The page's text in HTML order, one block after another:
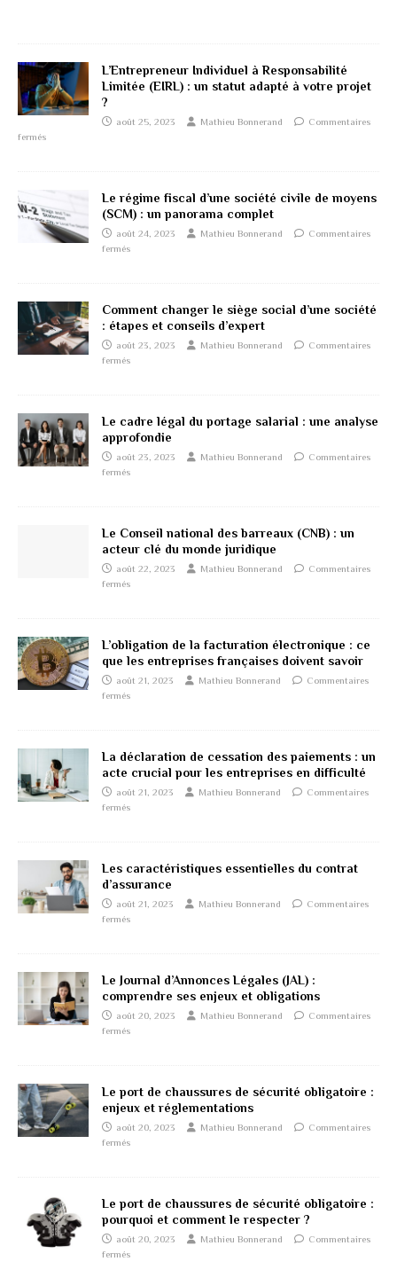
L’Entrepreneur Individuel à Responsabilité
Limitée (EIRL) : un statut adapté à votre projet
?
août 25, 2023 Mathieu Bonnerand
Commentaires
fermés
Le régime fiscal d’une société civile de moyens
(SCM) : un panorama complet
août 24, 2023 Mathieu Bonnerand
Commentaires
fermés
Comment changer le siège social d’une société
: étapes et conseils d’expert
août 23, 2023 Mathieu Bonnerand
Commentaires
fermés
Le cadre légal du portage salarial : une analyse
approfondie
août 23, 2023 Mathieu Bonnerand
Commentaires
fermés
Le Conseil national des barreaux (CNB) : un
acteur clé du monde juridique
août 22, 2023 Mathieu Bonnerand
Commentaires
fermés
L’obligation de la facturation électronique : ce
que les entreprises françaises doivent savoir
août 21, 2023 Mathieu Bonnerand
Commentaires
fermés
La déclaration de cessation des paiements : un
acte crucial pour les entreprises en difficulté
août 21, 2023 Mathieu Bonnerand
Commentaires
fermés
Les caractéristiques essentielles du contrat
d’assurance
août 21, 2023 Mathieu Bonnerand
Commentaires
fermés
Le Journal d’Annonces Légales (JAL) :
comprendre ses enjeux et obligations
août 20, 2023 Mathieu Bonnerand
Commentaires
fermés
Le port de chaussures de sécurité obligatoire :
enjeux et réglementations
août 20, 2023 Mathieu Bonnerand
Commentaires
fermés
Le port de chaussures de sécurité obligatoire :
pourquoi et comment le respecter ?
août 20, 2023 Mathieu Bonnerand
Commentaires
fermés